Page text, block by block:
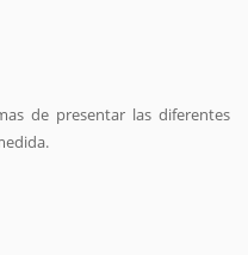
de presentar las diferentes